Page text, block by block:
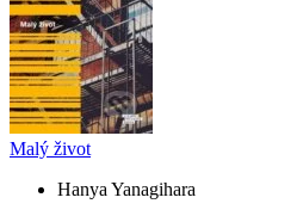
Malý život
Hanya Yanagihara